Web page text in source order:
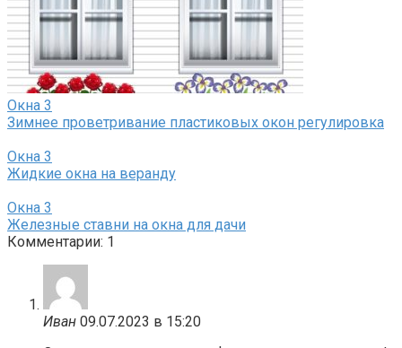
Окна 3
Зимнее проветривание пластиковых окон регулировка
Окна 3
Жидкие окна на веранду
Окна 3
Железные ставни на окна для дачи
Комментарии: 1
Иван 09.07.2023 в 15:20